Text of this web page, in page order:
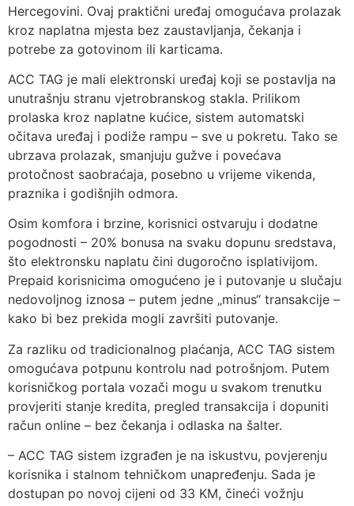
Hercegovini. Ovaj praktični uređaj omogućava prolazak
kroz naplatna mjesta bez zaustavljanja, čekanja i
potrebe za gotovinom ili karticama.
ACC TAG je mali elektronski uređaj koji se postavlja na
unutrašnju stranu vjetrobranskog stakla. Prilikom
prolaska kroz naplatne kućice, sistem automatski
očitava uređaj i podiže rampu – sve u pokretu. Tako se
ubrzava prolazak, smanjuju gužve i povećava
protočnost saobraćaja, posebno u vrijeme vikenda,
praznika i godišnjih odmora.
Osim komfora i brzine, korisnici ostvaruju i dodatne
pogodnosti – 20% bonusa na svaku dopunu sredstava,
što elektronsku naplatu čini dugoročno isplativijom.
Prepaid korisnicima omogućeno je i putovanje u slučaju
nedovoljnog iznosa – putem jedne „minus“ transakcije –
kako bi bez prekida mogli završiti putovanje.
Za razliku od tradicionalnog plaćanja, ACC TAG sistem
omogućava potpunu kontrolu nad potrošnjom. Putem
korisničkog portala vozači mogu u svakom trenutku
provjeriti stanje kredita, pregled transakcija i dopuniti
račun online – bez čekanja i odlaska na šalter.
– ACC TAG sistem izgrađen je na iskustvu, povjerenju
korisnika i stalnom tehničkom unapređenju. Sada je
dostupan po novoj cijeni od 33 KM, čineći vožnju